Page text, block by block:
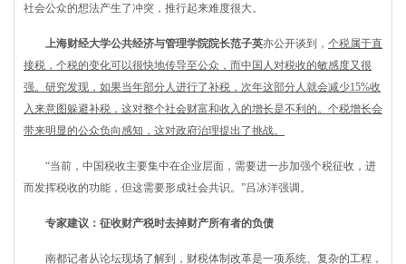
社会公众的想法产生了冲突，推行起来难度很大。
上海财经大学公共经济与管理学院院长范子英亦公开谈到， 个税属于直
接税，个税的变化可以很快地传导至公众，而中国人对税收的敏感度又很
强。研究发现，如果当年部分人进行了补税，次年这部分人就会减少15%收
入来意图躲避补税，这对整个社会财富和收入的增长是不利的。个税增长会
带来明显的公众负向感知，这对政府治理提出了挑战。
“当前，中国税收主要集中在企业层面，需要进一步加强个税征收，进
而发挥税收的功能，但这需要形成社会共识。”吕冰洋强调。
专家建议：征收财产税时去掉财产所有者的负债
南都记者从论坛现场了解到，财税体制改革是一项系统、复杂的工程，